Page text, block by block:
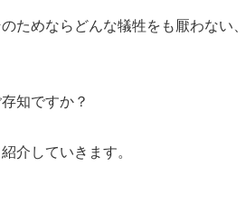
ためならどんな犠牲をも厭わない、
知ですか？
介していきます。